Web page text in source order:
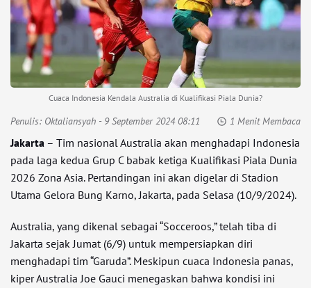
Cuaca Indonesia Kendala Australia di Kualifikasi Piala Dunia?
Penulis: Oktaliansyah - 9 September 2024 08:11 1 Menit Membaca
Jakarta – Tim nasional Australia akan menghadapi Indonesia
pada laga kedua Grup C babak ketiga Kualifikasi Piala Dunia
2026 Zona Asia. Pertandingan ini akan digelar di Stadion
Utama Gelora Bung Karno, Jakarta, pada Selasa (10/9/2024).
Australia, yang dikenal sebagai “Socceroos,” telah tiba di
Jakarta sejak Jumat (6/9) untuk mempersiapkan diri
menghadapi tim “Garuda”. Meskipun cuaca Indonesia panas,
kiper Australia Joe Gauci menegaskan bahwa kondisi ini